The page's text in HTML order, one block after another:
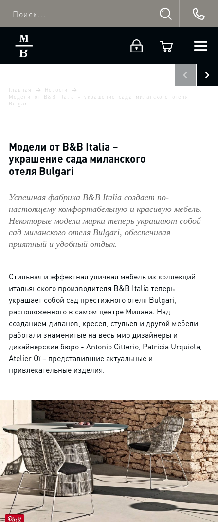
Главная
Новости
Модели от B&B Italia – украшение сада миланского отеля
Bulgari
Модели от B&B Italia –
украшение сада миланского
отеля Bulgari
Успешная фабрика B&B Italia создает по-
настоящему комфортабельную и красивую мебель.
Некоторые модели марки теперь украшают собой
сад миланского отеля Bulgari, обеспечивая
приятный и удобный отдых.
Стильная и эффектная уличная мебель из коллекций
итальянского производителя B&B Italia теперь
украшает собой сад престижного отеля Bulgari,
расположенного в самом центре Милана. Над
созданием диванов, кресел, стульев и другой мебели
работали знаменитые на весь мир дизайнеры и
дизайнерские бюро - Antonio Citterio, Patricia Urquiola,
Atelier Oï – представившие актуальные и
привлекательные изделия.